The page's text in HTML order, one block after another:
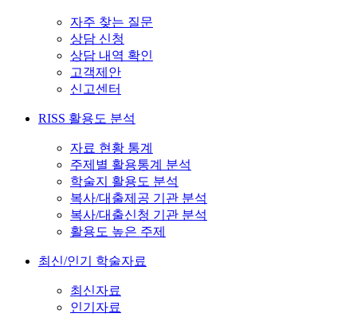
자주 찾는 질문
상담 신청
상담 내역 확인
고객제안
신고센터
RISS 활용도 분석
자료 현황 통계
주제별 활용통계 분석
학술지 활용도 분석
복사/대출제공 기관 분석
복사/대출신청 기관 분석
활용도 높은 주제
최신/인기 학술자료
최신자료
인기자료